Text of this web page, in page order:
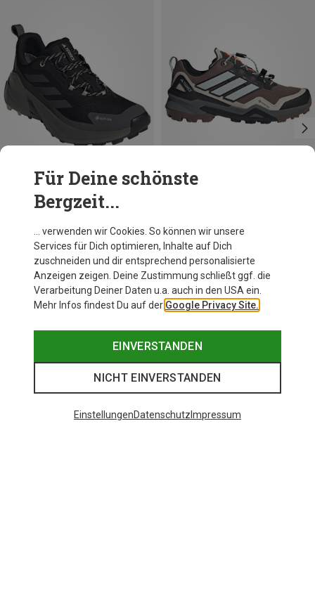
Du sparst 17%
Für Deine schönste
Bergzeit...
… verwenden wir Cookies. So können wir unsere
Services für Dich optimieren, Inhalte auf Dich
zuschneiden und dir entsprechend personalisierte
Anzeigen zeigen. Deine Zustimmung schließt ggf. die
Verarbeitung Deiner Daten u.a. auch in den USA ein.
Mehr Infos findest Du auf der Google Privacy Site.
EINVERSTANDEN
NICHT EINVERSTANDEN
EinstellungenDatenschutz Impressum